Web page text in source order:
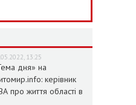
13:25
дня» на
керівник
про життя області в